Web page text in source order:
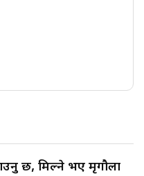
छ, मिल्ने भए मृगौला